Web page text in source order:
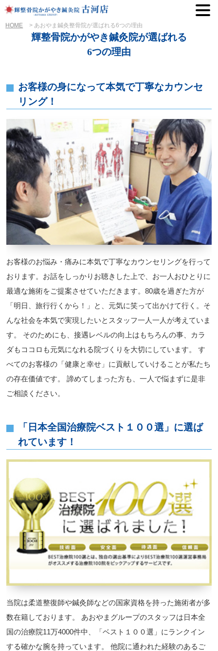
HOME > あおやま鍼灸整骨院が選ばれる6つの理由
輝整骨院かがやき鍼灸院が選ばれる
6つの理由
お客様の身になって本気で丁寧なカウンセ
リング！
お客様のお悩み・痛みに本気で丁寧なカウンセリングを行って
おります。お話をしっかりお聴きした上で、お一人おひとりに
最適な施術をご提案させていただきます。80歳を過ぎた方が
「明日、旅行行くから！」と、元気に笑って出かけて行く。そ
んな社会を本気で実現したいとスタッフ一人一人が考えていま
す。 そのためにも、接遇レベルの向上はもちろんの事、カラ
ダもココロも元気になれる院づくりを大切にしています。 す
べてのお客様の「健康と幸せ」に貢献していけることが私たち
の存在価値です。 諦めてしまった方も、一人で悩まずに是非
ご相談ください。
「日本全国治療院ベスト１００選」に選ば
れています！
当院は柔道整復師や鍼灸師などの国家資格を持った施術者が多
数在籍しております。 あおやまグループのスタッフは日本全
国の治療院11万4000件中、「ベスト１００選」にランクイン
する確かな腕を持っています。 他院に通われた経験のあるご